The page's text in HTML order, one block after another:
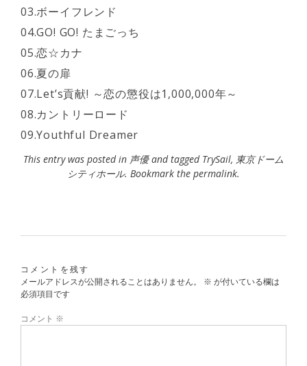
03.ボーイフレンド
04.GO! GO! たまごっち
05.恋☆カナ
06.夏の扉
07.Let’s貢献! ～恋の懲役は1,000,000年～
08.カントリーロード
09.Youthful Dreamer
This entry was posted in 声優and tagged TrySail, 東京ドーム
シティホール. Bookmark the permalink.
コメントを残す
メールアドレスが公開されることはありません。
※ が付いている欄は
必須項目です
コメント ※